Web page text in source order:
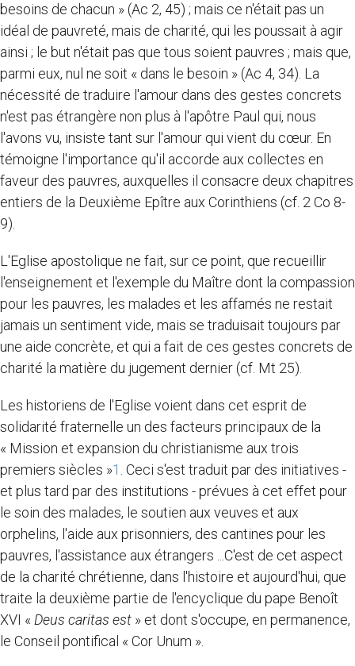
besoins de chacun » (Ac 2, 45) ; mais ce n'était pas un
idéal de pauvreté, mais de charité, qui les poussait à agir
ainsi ; le but n'était pas que tous soient pauvres ; mais que,
parmi eux, nul ne soit « dans le besoin » (Ac 4, 34). La
nécessité de traduire l'amour dans des gestes concrets
n'est pas étrangère non plus à l'apôtre Paul qui, nous
l'avons vu, insiste tant sur l'amour qui vient du cœur. En
témoigne l'importance qu'il accorde aux collectes en
faveur des pauvres, auxquelles il consacre deux chapitres
entiers de la Deuxième Epître aux Corinthiens (cf. 2 Co 8-
9).
L'Eglise apostolique ne fait, sur ce point, que recueillir
l'enseignement et l'exemple du Maître dont la compassion
pour les pauvres, les malades et les affamés ne restait
jamais un sentiment vide, mais se traduisait toujours par
une aide concrète, et qui a fait de ces gestes concrets de
charité la matière du jugement dernier (cf. Mt 25).
Les historiens de l'Eglise voient dans cet esprit de
solidarité fraternelle un des facteurs principaux de la
« Mission et expansion du christianisme aux trois
premiers siècles »1 . Ceci s'est traduit par des initiatives -
et plus tard par des institutions - prévues à cet effet pour
le soin des malades, le soutien aux veuves et aux
orphelins, l'aide aux prisonniers, des cantines pour les
pauvres, l'assistance aux étrangers ...C'est de cet aspect
de la charité chrétienne, dans l'histoire et aujourd'hui, que
traite la deuxième partie de l'encyclique du pape Benoît
XVI « Deus caritas est » et dont s'occupe, en permanence,
le Conseil pontifical « Cor Unum ».